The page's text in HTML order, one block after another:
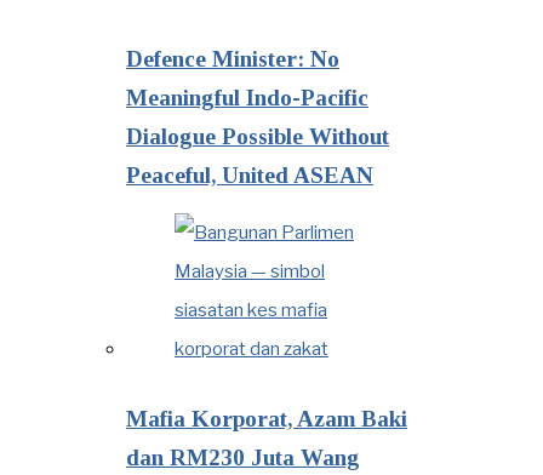
Defence Minister: No
Meaningful Indo-Pacific
Dialogue Possible Without
Peaceful, United ASEAN
Mafia Korporat, Azam Baki
dan RM230 Juta Wang